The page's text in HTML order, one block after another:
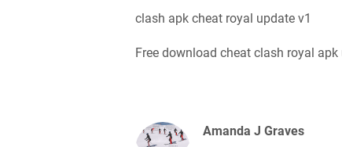
clash apk cheat royal update v1
Free download cheat clash royal
Amanda J Graves